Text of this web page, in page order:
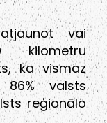
vai
kilometru
ka vismaz
86% valsts
reģionālo